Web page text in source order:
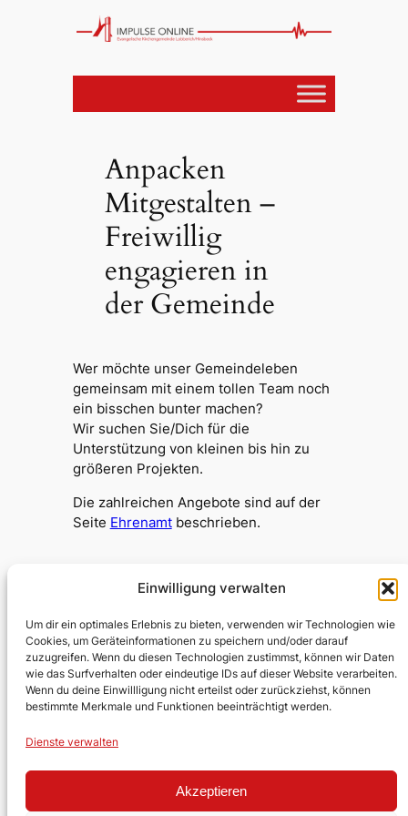
Einwilligung verwalten
Um dir ein optimales Erlebnis zu bieten, verwenden wir Technologien wie
Cookies, um Geräteinformationen zu speichern und/oder darauf
zuzugreifen. Wenn du diesen Technologien zustimmst, können wir Daten
wie das Surfverhalten oder eindeutige IDs auf dieser Website verarbeiten.
Wenn du deine Einwillligung nicht erteilst oder zurückziehst, können
bestimmte Merkmale und Funktionen beeinträchtigt werden.
Dienste verwalten
Akzeptieren
Anpacken
Mitgestalten –
Freiwillig
engagieren in
der Gemeinde
Wer möchte unser Gemeindeleben
gemeinsam mit einem tollen Team noch
ein bisschen bunter machen?
Wir suchen Sie/Dich für die
Unterstützung von kleinen bis hin zu
größeren Projekten.
Die zahlreichen Angebote sind auf der
Seite Ehrenamtbeschrieben.
Testumgebung Kirche
Evangelische Kirchengemeinde
Lobberich/Hinsbeck
Über uns
Kontakt
Ehrenamt
Datenschutz
Facebook